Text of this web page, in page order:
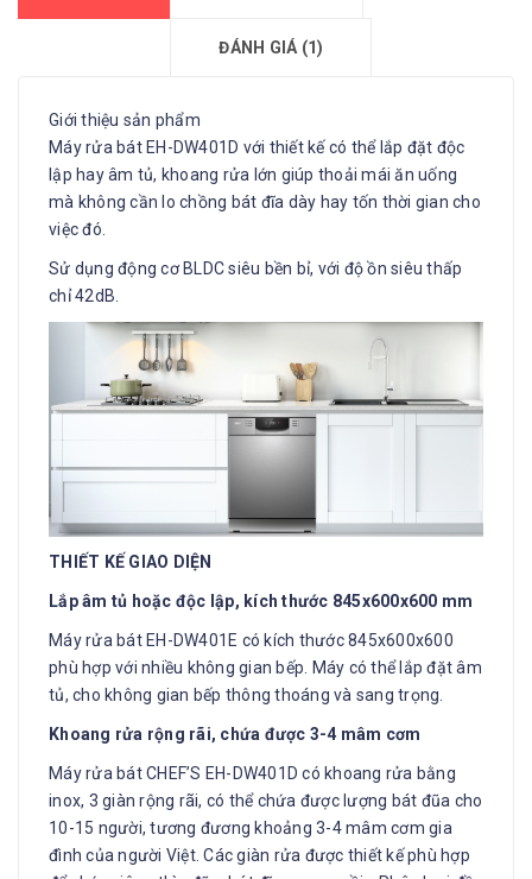
ĐÁNH GIÁ (1)
Giới thiệu sản phẩm
Máy rửa bát EH-DW401D với thiết kế có thể lắp đặt độc
lập hay âm tủ, khoang rửa lớn giúp thoải mái ăn uống
mà không cần lo chồng bát đĩa dày hay tốn thời gian cho
việc đó.
Sử dụng động cơ BLDC siêu bền bỉ, với độ ồn siêu thấp
chỉ 42dB.
THIẾT KẾ GIAO DIỆN
Lắp âm tủ hoặc độc lập, kích thước 845x600x600 mm
Máy rửa bát EH-DW401E có kích thước 845x600x600
phù hợp với nhiều không gian bếp. Máy có thể lắp đặt âm
tủ, cho không gian bếp thông thoáng và sang trọng.
Khoang rửa rộng rãi, chứa được 3-4 mâm cơm
Máy rửa bát CHEF’S EH-DW401D có khoang rửa bằng
inox, 3 giàn rộng rãi, có thể chứa được lượng bát đũa cho
10-15 người, tương đương khoảng 3-4 mâm cơm gia
đình của người Việt. Các giàn rửa được thiết kế phù hợp